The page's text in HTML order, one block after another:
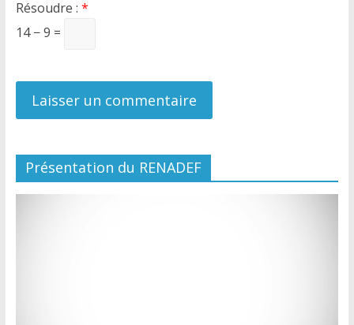
Résoudre : *
14 − 9 =
Présentation du RENADEF